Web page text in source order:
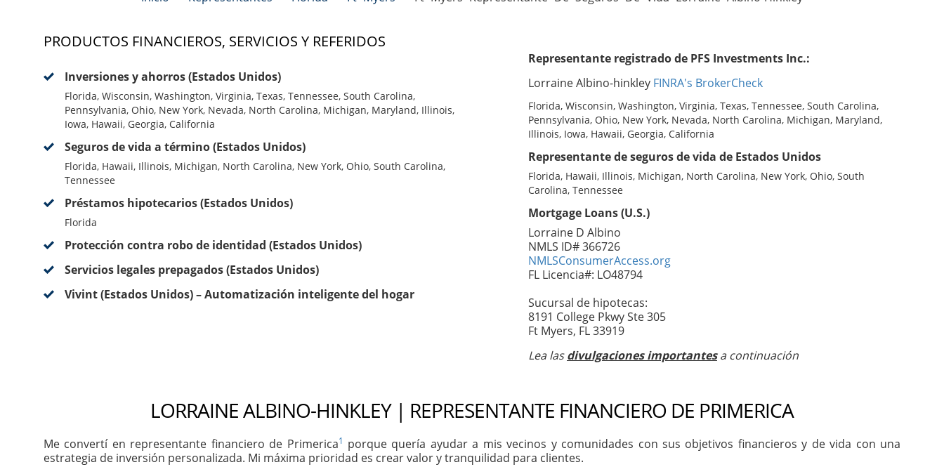
PRODUCTOS FINANCIEROS, SERVICIOS Y REFERIDOS
Inversiones y ahorros (Estados Unidos)
Florida, Wisconsin, Washington, Virginia, Texas, Tennessee, South Carolina,
Pennsylvania, Ohio, New York, Nevada, North Carolina, Michigan, Maryland, Illinois,
Iowa, Hawaii, Georgia, California
Seguros de vida a término (Estados Unidos)
Florida, Hawaii, Illinois, Michigan, North Carolina, New York, Ohio, South Carolina,
Tennessee
Préstamos hipotecarios (Estados Unidos)
Florida
Protección contra robo de identidad (Estados Unidos)
Servicios legales prepagados (Estados Unidos)
Vivint (Estados Unidos) – Automatización inteligente del hogar
Representante registrado de PFS Investments Inc.:
Lorraine Albino-hinkley FINRA's BrokerCheck
Florida, Wisconsin, Washington, Virginia, Texas, Tennessee, South Carolina,
Pennsylvania, Ohio, New York, Nevada, North Carolina, Michigan, Maryland,
Illinois, Iowa, Hawaii, Georgia, California
Representante de seguros de vida de Estados Unidos
Florida, Hawaii, Illinois, Michigan, North Carolina, New York, Ohio, South
Carolina, Tennessee
Mortgage Loans (U.S.)
Lorraine D Albino
NMLS ID# 366726
NMLSConsumerAccess.org
FL Licencia#: LO48794
Sucursal de hipotecas:
8191 College Pkwy Ste 305
Ft Myers, FL 33919
Lea lasdivulgaciones importantesa continuación
LORRAINE ALBINO-HINKLEY | REPRESENTANTE FINANCIERO DE PRIMERICA
Me convertí en representante financiero de Primerica1 porque quería ayudar a mis vecinos y comunidades con sus objetivos financieros y de vida con una
estrategia de inversión personalizada. Mi máxima prioridad es crear valor y tranquilidad para clientes.